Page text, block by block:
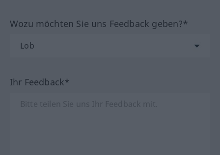
Wozu möchten Sie uns Feedback geben?*
Ihr Feedback*